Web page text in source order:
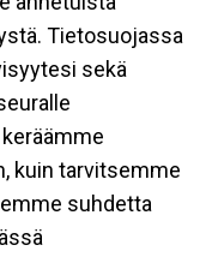
Tietosuojassa
sekä
kuin tarvitsemme
suhdetta